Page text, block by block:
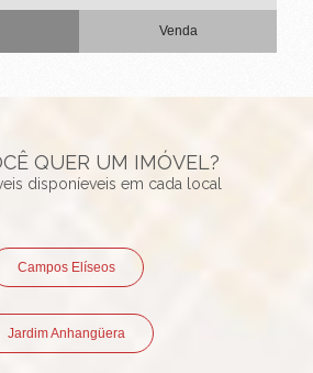
Venda
QUER UM IMÓVEL?
disponíeveis em cada local
Campos Elíseos
Jardim Anhangüera